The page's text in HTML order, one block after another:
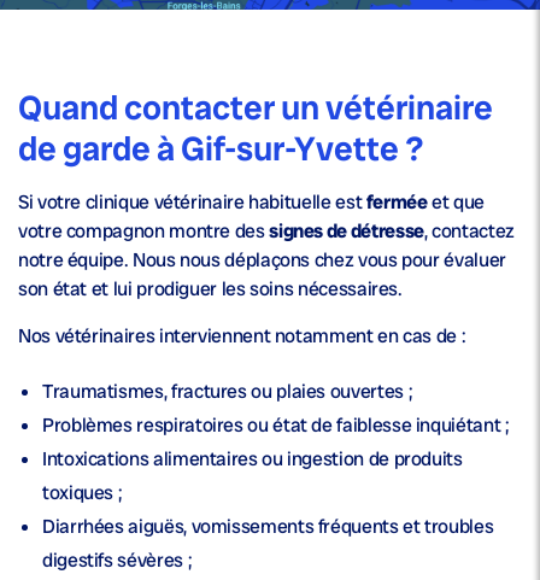
Quand contacter un vétérinaire
de garde à Gif-sur-Yvette ?
Si votre clinique vétérinaire habituelle estferméeet que
votre compagnon montre dessignes de détresse, contactez
notre équipe. Nous nous déplaçons chez vous pour évaluer
son état et lui prodiguer les soins nécessaires.
Nos vétérinaires interviennent notamment en cas de :
Traumatismes, fractures ou plaies ouvertes ;
Problèmes respiratoires ou état de faiblesse inquiétant ;
Intoxications alimentaires ou ingestion de produits
toxiques ;
Diarrhées aiguës, vomissements fréquents et troubles
digestifs sévères ;